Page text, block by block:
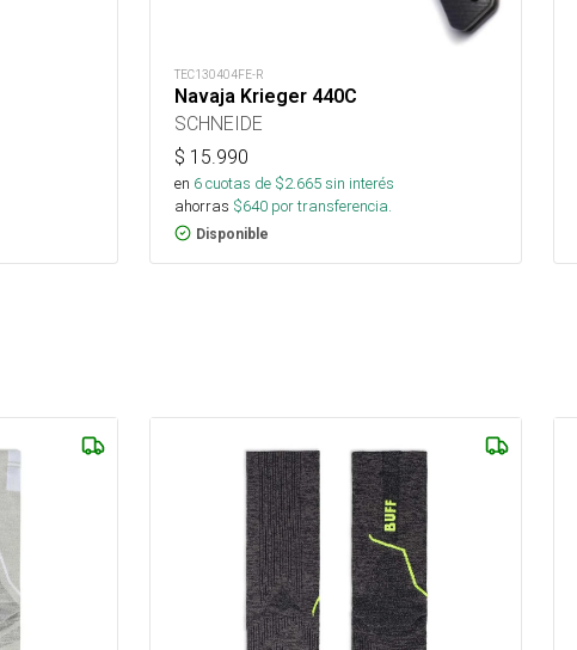
TEC130404FE-R
Navaja Krieger 440C
SCHNEIDE
$ 15.990
en 6cuotas de $2.665sin interés
ahorras $640 por transferencia.
Disponible